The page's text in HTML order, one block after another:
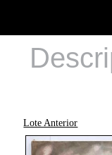
Lote Anterior